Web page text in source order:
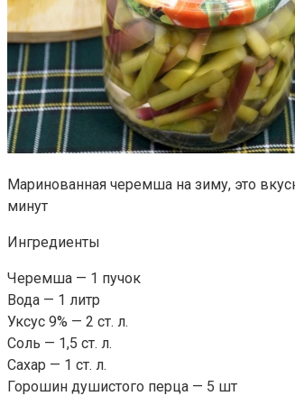
Маринованная черемша на зиму, это
минут
Ингредиенты
Черемша — 1 пучок
Вода — 1 литр
Уксус 9% — 2 ст. л.
Соль — 1,5 ст. л.
Сахар — 1 ст. л.
Горошин душистого перца — 5 шт